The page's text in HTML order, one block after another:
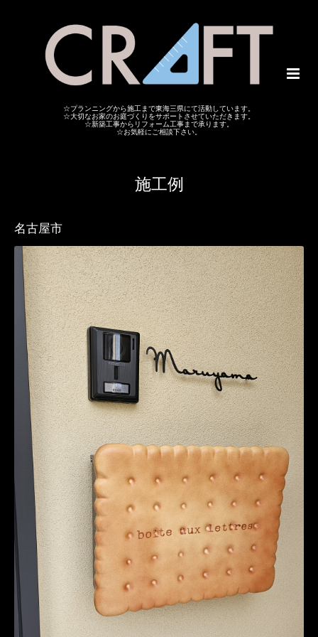
☆プランニングから施工まで東海三県にて活動しています。
☆大切なお家のお庭づくりをサポートさせていただきます。
☆新築工事からリフォーム工事まで承ります。
☆お気軽にご相談下さい。
施工例
名古屋市